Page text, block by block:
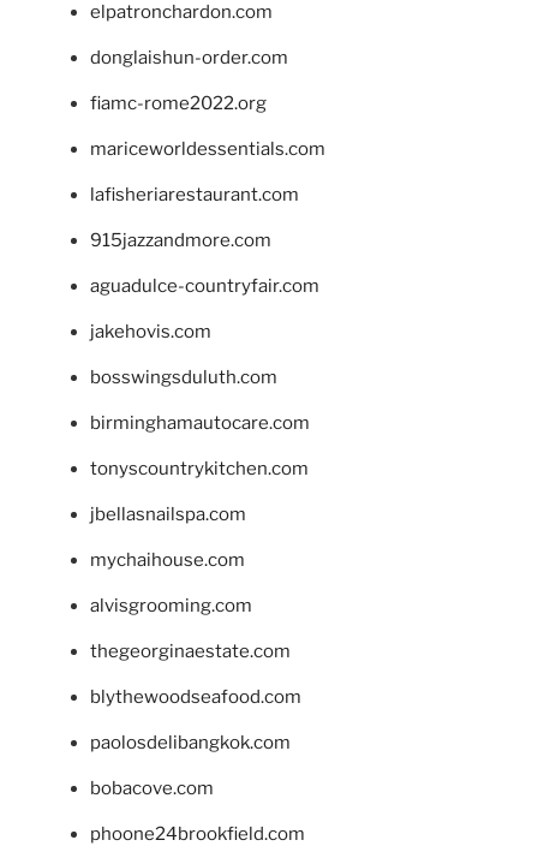
elpatronchardon.com
donglaishun-order.com
fiamc-rome2022.org
mariceworldessentials.com
lafisheriarestaurant.com
915jazzandmore.com
aguadulce-countryfair.com
jakehovis.com
bosswingsduluth.com
birminghamautocare.com
tonyscountrykitchen.com
jbellasnailspa.com
mychaihouse.com
alvisgrooming.com
thegeorginaestate.com
blythewoodseafood.com
paolosdelibangkok.com
bobacove.com
phoone24brookfield.com